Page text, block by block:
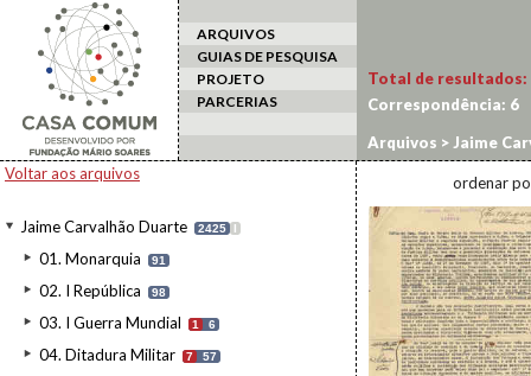
ARQUIVOS
GUIAS DE PESQUISA
PROJETO
PARCERIAS
Voltar aos arquivos
Jaime Carvalhão Duarte 2425 I
01. Monarquia 91
02. I República 98
03. I Guerra Mundial 1 6
04. Ditadura Militar 7 57
Total de resultados:
Correspondência: 6
Arquivos > Jaime
ordenar